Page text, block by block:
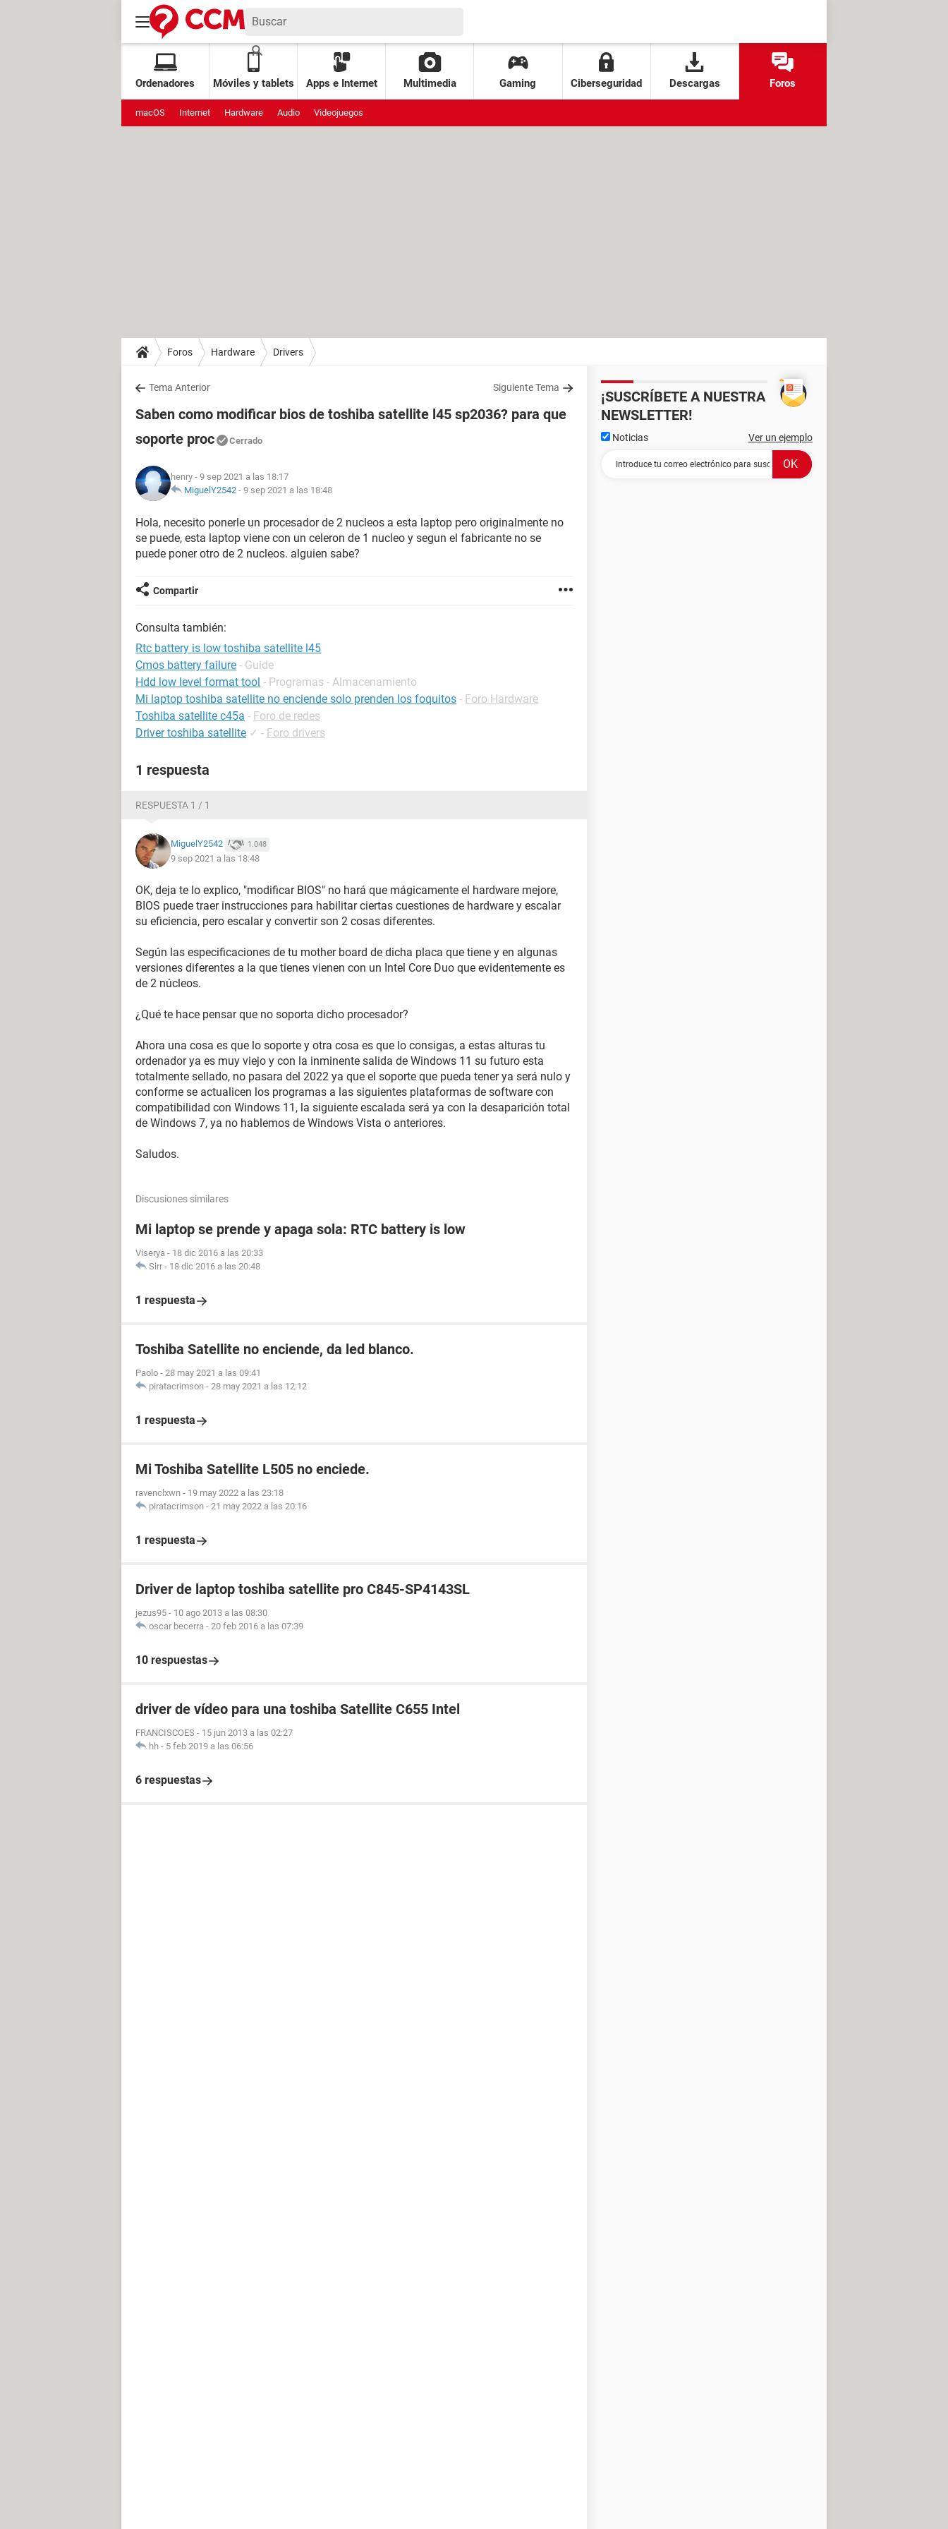
Ordenadores Móviles y tablets Apps e Internet Multimedia Gaming Ciberseguridad Descargas Foros
macOS Internet Hardware Audio Videojuegos
Foros Hardware Drivers
Tema Anterior Siguiente Tema
Saben como modificar bios de toshiba satellite l45 sp2036? para que
soporte proc
Cerrado
henry - 9 sep 2021 a las 18:17
MiguelY2542 - 9 sep 2021 a las 18:48
Hola, necesito ponerle un procesador de 2 nucleos a esta laptop pero originalmente no
se puede, esta laptop viene con un celeron de 1 nucleo y segun el fabricante no se
puede poner otro de 2 nucleos. alguien sabe?
Compartir
Consulta también:
Rtc battery is low toshiba satellite l45
Cmos battery failure - Guide
Hdd low level format tool - Programas - Almacenamiento
Mi laptop toshiba satellite no enciende solo prenden los foquitos - Foro Hardware
Toshiba satellite c45a - Foro de redes
Driver toshiba satellite ✓ - Foro drivers
1 respuesta
RESPUESTA 1 / 1
MiguelY2542 1.048
9 sep 2021 a las 18:48
OK, deja te lo explico, "modificar BIOS" no hará que mágicamente el hardware mejore,
BIOS puede traer instrucciones para habilitar ciertas cuestiones de hardware y escalar
su eficiencia, pero escalar y convertir son 2 cosas diferentes.
Según las especificaciones de tu mother board de dicha placa que tiene y en algunas
versiones diferentes a la que tienes vienen con un Intel Core Duo que evidentemente es
de 2 núcleos.
¿Qué te hace pensar que no soporta dicho procesador?
Ahora una cosa es que lo soporte y otra cosa es que lo consigas, a estas alturas tu
ordenador ya es muy viejo y con la inminente salida de Windows 11 su futuro esta
totalmente sellado, no pasara del 2022 ya que el soporte que pueda tener ya será nulo y
conforme se actualicen los programas a las siguientes plataformas de software con
compatibilidad con Windows 11, la siguiente escalada será ya con la desaparición total
de Windows 7, ya no hablemos de Windows Vista o anteriores.
Saludos.
Discusiones similares
Mi laptop se prende y apaga sola: RTC battery is low
Viserya - 18 dic 2016 a las 20:33
Sirr - 18 dic 2016 a las 20:48
1 respuesta
Toshiba Satellite no enciende, da led blanco.
Paolo - 28 may 2021 a las 09:41
piratacrimson - 28 may 2021 a las 12:12
1 respuesta
Mi Toshiba Satellite L505 no enciede.
ravenclxwn - 19 may 2022 a las 23:18
piratacrimson - 21 may 2022 a las 20:16
1 respuesta
Driver de laptop toshiba satellite pro C845-SP4143SL
jezus95 - 10 ago 2013 a las 08:30
oscar becerra - 20 feb 2016 a las 07:39
10 respuestas
driver de vídeo para una toshiba Satellite C655 Intel
FRANCISCOES - 15 jun 2013 a las 02:27
hh - 5 feb 2019 a las 06:56
6 respuestas
¡SUSCRÍBETE A NUESTRA
NEWSLETTER!
Noticias Ver un ejemplo